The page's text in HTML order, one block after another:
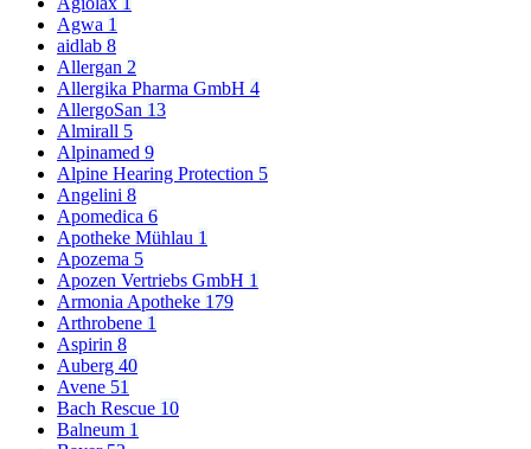
Agwa 1
aidlab 8
Allergan 2
Allergika Pharma GmbH 4
AllergoSan 13
Almirall 5
Alpinamed 9
Alpine Hearing Protection 5
Angelini 8
Apomedica 6
Apotheke Mühlau 1
Apozema 5
Apozen Vertriebs GmbH 1
Armonia Apotheke 179
Arthrobene 1
Aspirin 8
Auberg 40
Avene 51
Bach Rescue 10
Balneum 1